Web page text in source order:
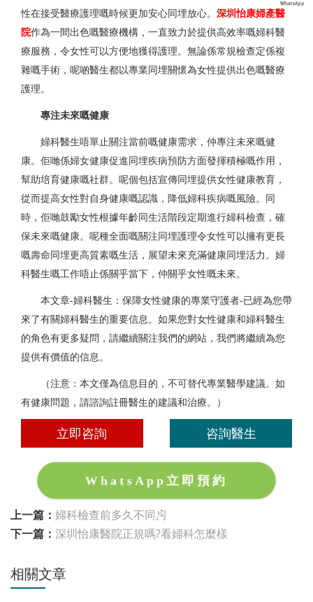
性在接受醫療護理嘅時候更加安心同埋放心。 深圳怡康婦產醫
院作為一間出色嘅醫療機構，一直致力於提供高效率嘅婦科醫
療服務，令女性可以方便地獲得護理。無論係常規檢查定係複
雜嘅手術，呢啲醫生都以專業同埋關懷為女性提供出色嘅醫療
護理。
專注未來嘅健康
婦科醫生唔單止關注當前嘅健康需求，仲專注未來嘅健
康。佢哋係婦女健康促進同埋疾病預防方面發揮積極嘅作用，
幫助培育健康嘅社群。呢個包括宣傳同埋提供女性健康教育，
從而提高女性對自身健康嘅認識，降低婦科疾病嘅風險。同
時，佢哋鼓勵女性根據年齡同生活階段定期進行婦科檢查，確
保未來嘅健康。呢種全面嘅關注同埋護理令女性可以擁有更長
嘅壽命同埋更高質素嘅生活，展望未來充滿健康同埋活力。婦
科醫生嘅工作唔止係關乎當下，仲關乎女性嘅未來。
本文章-婦科醫生：保障女性健康的專業守護者-已經為您帶
來了有關婦科醫生的重要信息。如果您對女性健康和婦科醫生
的角色有更多疑問，請繼續關注我們的網站，我們將繼續為您
提供有價值的信息。
（注意：本文僅為信息目的，不可替代專業醫學建議。如
有健康問題，請諮詢註冊醫生的建議和治療。）
立即咨詢 咨詢醫生
WhatsApp立即預約
上一篇： 婦科檢查前多久不同房
下一篇： 深圳怡康醫院正規嗎?看婦科怎麼樣
相關文章